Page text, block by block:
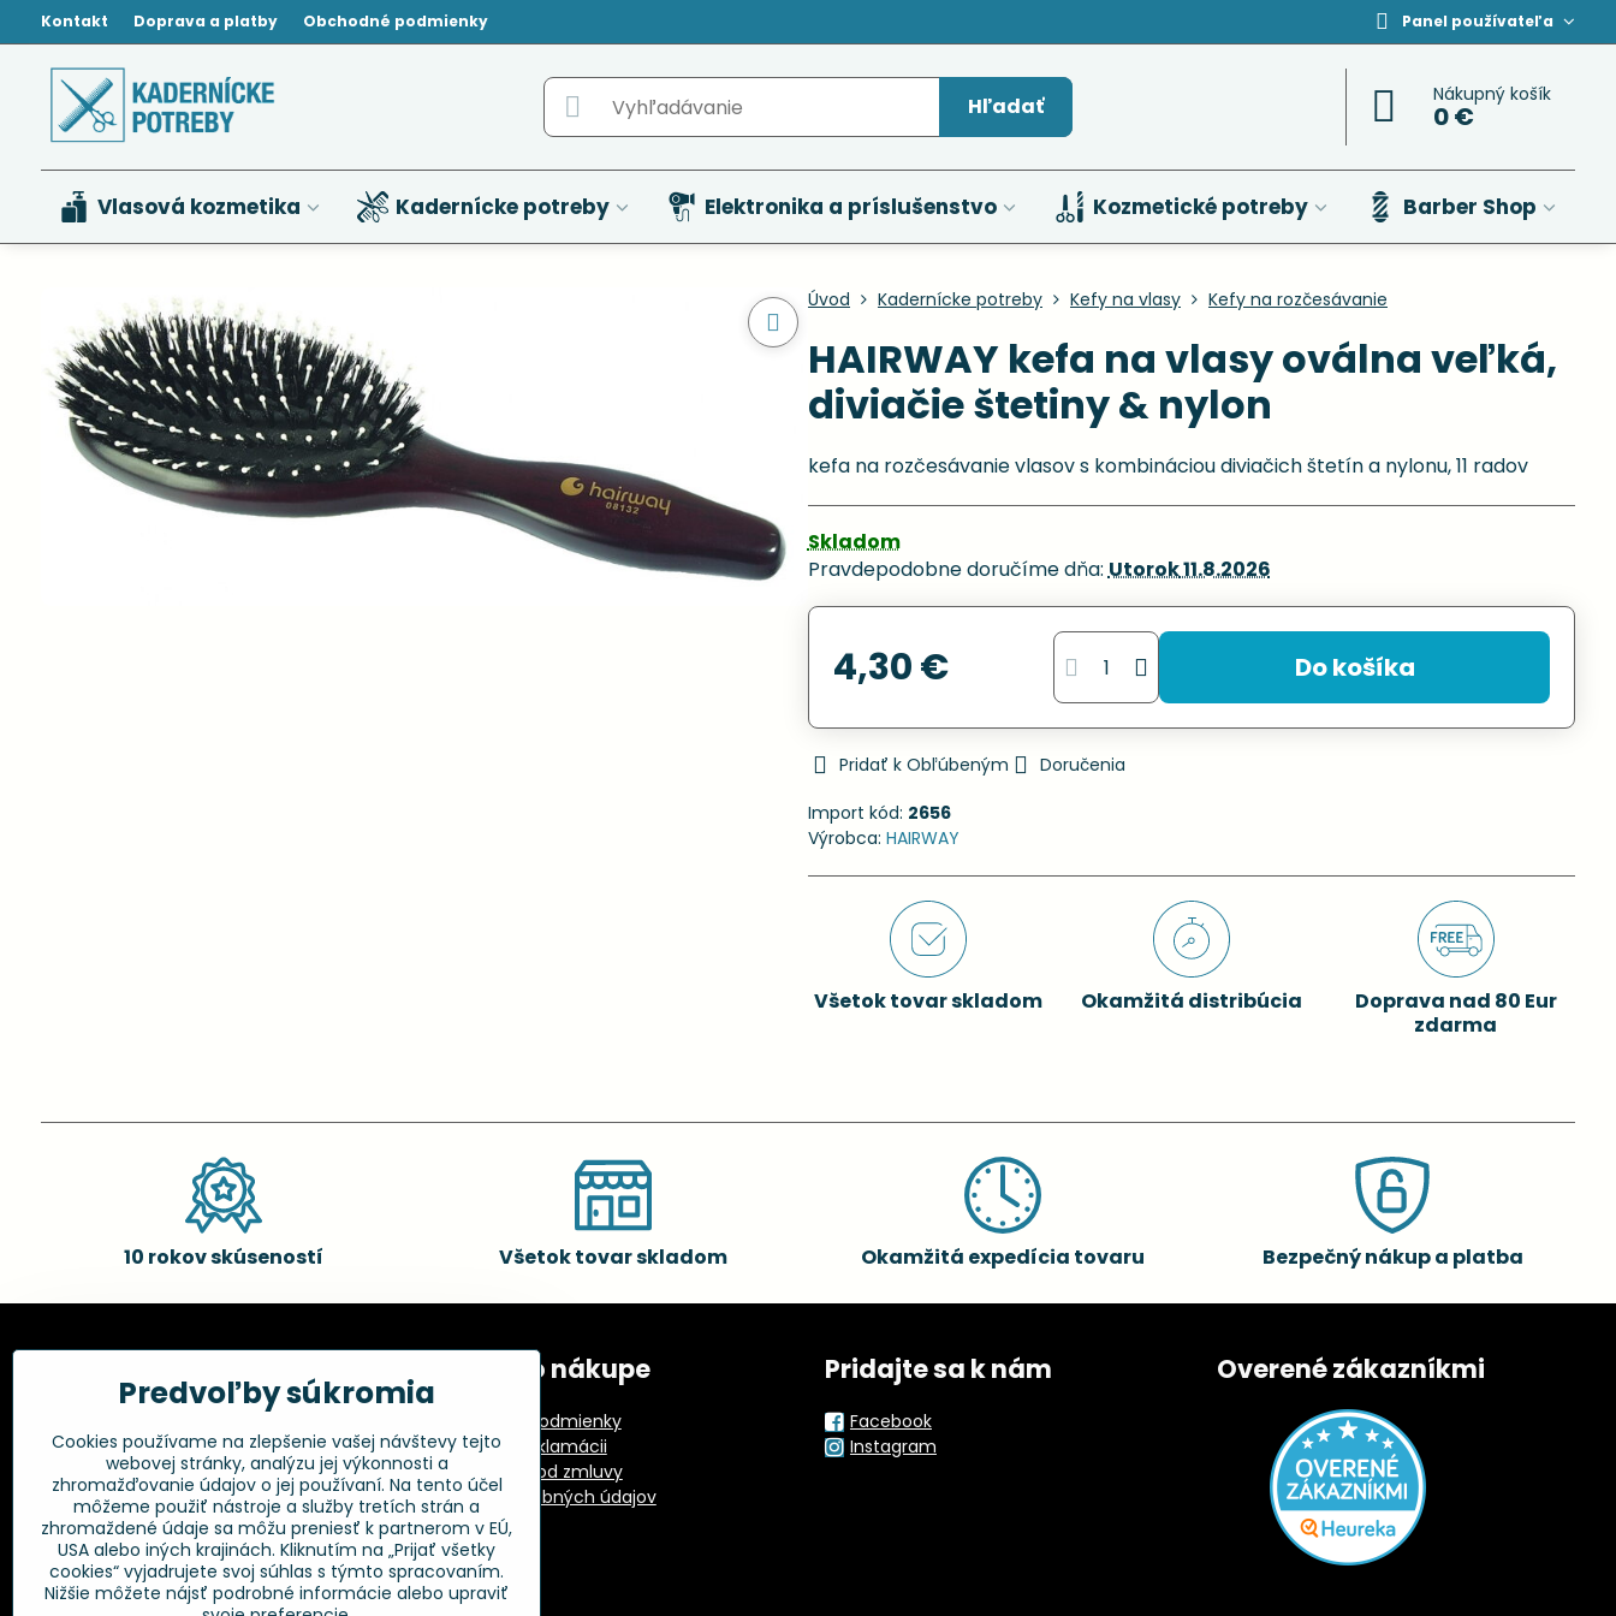
Kontakt Doprava a platby Obchodné podmienky Panel používateľa
Hľadať Nákupný košík
0 €
Vlasová kozmetika Kadernícke potreby Elektronika a príslušenstvo Kozmetické potreby Barber Shop
Úvod Kadernícke potreby Kefy na vlasy Kefy na rozčesávanie
HAIRWAY kefa na vlasy oválna veľká,
diviačie štetiny & nylon
kefa na rozčesávanie vlasov s kombináciou diviačich štetín a nylonu, 11 radov
Skladom
Pravdepodobne doručíme dňa:Utorok11.8.2026
4,30 € Do košíka
Pridať k Obľúbeným
Doručenia
Import kód: 2656
Výrobca: HAIRWAY
Všetok tovar skladom Okamžitá distribúcia
Doprava nad 80 Eur
zdarma
10 rokov skúseností Všetok tovar skladom Okamžitá expedícia tovaru Bezpečný nákup a platba
Kadernícke potreby, s.r.o.
Fakturačné údaje:
Kadernícke potreby, s.r.o.
Klincová 37
821 08 Bratislava
+421 948 014 333
info​@kadernickepotreby​.sk
Všetko o nákupe
Obchodné podmienky
Postup pri reklamácii
Odstúpenie od zmluvy
Ochrana osobných údajov
GPSR
Pridajte sa k nám
Facebook
Instagram
Overené zákazníkmi
Predvoľby súkromia
Cookies používame na zlepšenie vašej návštevy tejto
webovej stránky, analýzu jej výkonnosti a
zhromažďovanie údajov o jej používaní. Na tento účel
môžeme použiť nástroje a služby tretích strán a
zhromaždené údaje sa môžu preniesť k partnerom v EÚ,
USA alebo iných krajinách. Kliknutím na „Prijať všetky
cookies“ vyjadrujete svoj súhlas s týmto spracovaním.
Nižšie môžete nájsť podrobné informácie alebo upraviť